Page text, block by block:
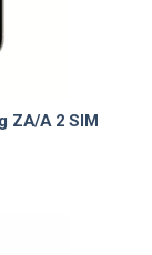
ZA/A 2 SIM